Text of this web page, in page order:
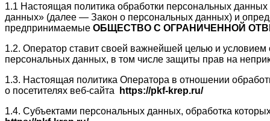
1.1 Настоящая политика обработки персональных
данных» (далее — Закон о персональных данных) и
предпринимаемые ОБЩЕСТВО С ОГРАНИЧЕННОЙ
1.2. Оператор ставит своей важнейшей целью и условием
персональных данных, в том числе защиты прав на
1.3. Настоящая политика Оператора в отношении
о посетителях веб-сайта
https://pkf-krep.ru/
1.4. Субъектами персональных данных, обработка